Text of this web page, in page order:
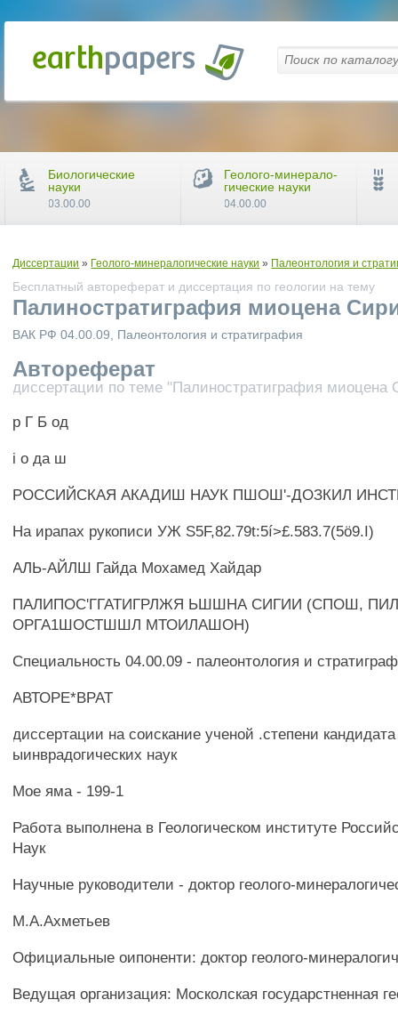
Диссертации » Геолого-минералогические науки » Палеонтология и
Бесплатный автореферат и диссертация по геологии на тему
Палиностратиграфия миоцена
ВАК РФ 04.00.09, Палеонтология и стратиграфия
Автореферат
диссертации по теме "Палиностратиграфия миоцена
р Г Б од
i о да ш
РОССИЙСКАЯ АКАДИШ НАУК ПШОШ'-ДОЗКИЛ
На ирапах рукописи УЖ S5F,82.79t:5í>£.583.7(5ö9.I)
АЛЬ-АЙЛШ Гайда Мохамед Хайдар
ПАЛИПОС'ГГАТИГРЛЖЯ ЬШШНА СИГИИ (СПОШ,
ОРГА1ШОСТШШЛ МТОИЛАШОН)
Специальность 04.00.09 - палеонтология и
АВТОРЕ*ВРАТ
диссертации на соискание ученой .степени кандидата
ыинврадогических наук
Мое яма - 199-1
Работа выполнена в Геологическом институте
Наук
Научные руководители - доктор геолого-
М.А.Ахметьев
Официальные оипоненти: доктор геолого-
Ведущая организация: Москолская государстненная
Биологические
науки
03.00.00
Геолого-минерало-
гические науки
04.00.00